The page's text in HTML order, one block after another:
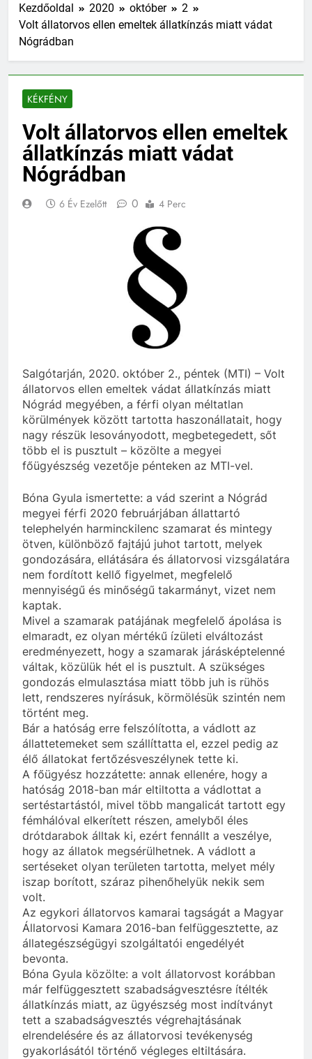
Kezdőoldal 2020 október
2
Volt állatorvos ellen emeltek állatkínzás miatt vádat
Nógrádban
KÉKFÉNY
Volt állatorvos ellen emeltek
állatkínzás miatt vádat
Nógrádban
6 Év Ezelőtt 0 4 Perc
Salgótarján, 2020. október 2., péntek (MTI) – Volt
állatorvos ellen emeltek vádat állatkínzás miatt
Nógrád megyében, a férfi olyan méltatlan
körülmények között tartotta haszonállatait, hogy
nagy részük lesoványodott, megbetegedett, sőt
több el is pusztult – közölte a megyei
főügyészség vezetője pénteken az MTI-vel.
Bóna Gyula ismertette: a vád szerint a Nógrád
megyei férfi 2020 februárjában állattartó
telephelyén harminckilenc szamarat és mintegy
ötven, különböző fajtájú juhot tartott, melyek
gondozására, ellátására és állatorvosi vizsgálatára
nem fordított kellő figyelmet, megfelelő
mennyiségű és minőségű takarmányt, vizet nem
kaptak.
Mivel a szamarak patájának megfelelő ápolása is
elmaradt, ez olyan mértékű ízületi elváltozást
eredményezett, hogy a szamarak járásképtelenné
váltak, közülük hét el is pusztult. A szükséges
gondozás elmulasztása miatt több juh is rühös
lett, rendszeres nyírásuk, körmölésük szintén nem
történt meg.
Bár a hatóság erre felszólította, a vádlott az
állattetemeket sem szállíttatta el, ezzel pedig az
élő állatokat fertőzésveszélynek tette ki.
A főügyész hozzátette: annak ellenére, hogy a
hatóság 2018-ban már eltiltotta a vádlottat a
sertéstartástól, mivel több mangalicát tartott egy
fémhálóval elkerített részen, amelyből éles
drótdarabok álltak ki, ezért fennállt a veszélye,
hogy az állatok megsérülhetnek. A vádlott a
sertéseket olyan területen tartotta, melyet mély
iszap borított, száraz pihenőhelyük nekik sem
volt.
Az egykori állatorvos kamarai tagságát a Magyar
Állatorvosi Kamara 2016-ban felfüggesztette, az
állategészségügyi szolgáltatói engedélyét
bevonta.
Bóna Gyula közölte: a volt állatorvost korábban
már felfüggesztett szabadságvesztésre ítélték
állatkínzás miatt, az ügyészség most indítványt
tett a szabadságvesztés végrehajtásának
elrendelésére és az állatorvosi tevékenység
gyakorlásától történő végleges eltiltására.